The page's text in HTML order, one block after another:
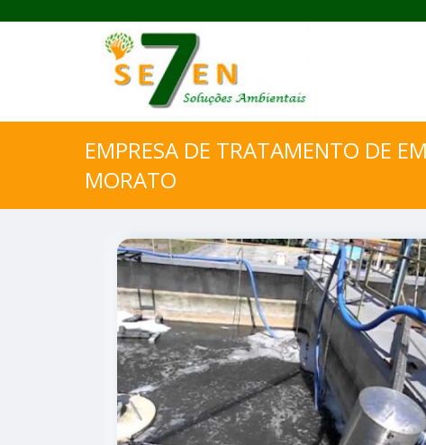
EMPRESA DE TRATAMENTO DE
MORATO